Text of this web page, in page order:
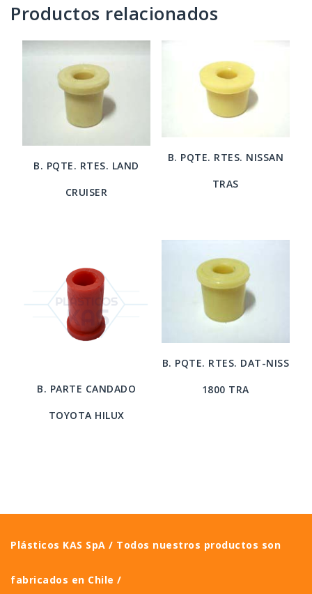
Productos relacionados
B. PQTE. RTES. LAND
CRUISER
B. PQTE. RTES. NISSAN
TRAS
B. PARTE CANDADO
TOYOTA HILUX
B. PQTE. RTES. DAT-NISS
1800 TRA
Plásticos KAS SpA / Todos nuestros productos son
fabricados en Chile /